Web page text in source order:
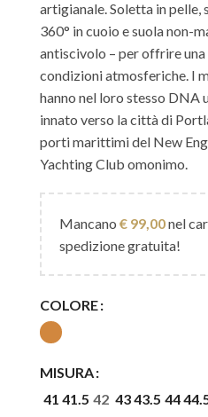
artigianale. Soletta in pelle,
360° in cuoio e suola non-
antiscivolo – per offrire
condizioni atmosferiche. I
hanno nel loro stesso DNA
innato verso la città di
porti marittimi del New
Yachting Club omonimo.
Mancano € 99,00nel
spedizione gratuita!
COLORE
MISURA
41 41.5 42 4343.5 44